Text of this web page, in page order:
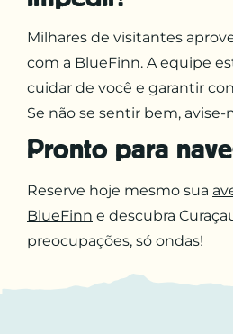
Milhares de visitantes
com a BlueFinn. A equipe
cuidar de você e garantir
Se não se sentir bem, avise-
Pronto para
Reserve hoje mesmo sua
BlueFinn e descubra
preocupações, só ondas!